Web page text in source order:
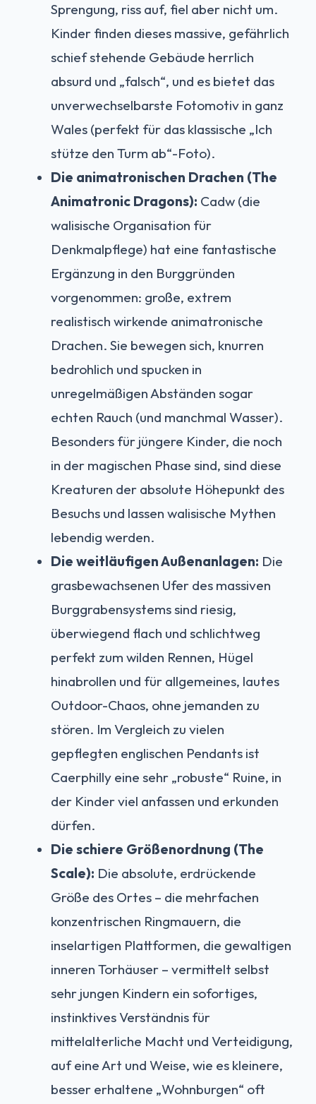
Sprengung, riss auf, fiel aber nicht um.
Kinder finden dieses massive, gefährlich
schief stehende Gebäude herrlich
absurd und „falsch“, und es bietet das
unverwechselbarste Fotomotiv in ganz
Wales (perfekt für das klassische „Ich
stütze den Turm ab“-Foto).
Die animatronischen Drachen (The
Animatronic Dragons): Cadw (die
walisische Organisation für
Denkmalpflege) hat eine fantastische
Ergänzung in den Burggründen
vorgenommen: große, extrem
realistisch wirkende animatronische
Drachen. Sie bewegen sich, knurren
bedrohlich und spucken in
unregelmäßigen Abständen sogar
echten Rauch (und manchmal Wasser).
Besonders für jüngere Kinder, die noch
in der magischen Phase sind, sind diese
Kreaturen der absolute Höhepunkt des
Besuchs und lassen walisische Mythen
lebendig werden.
Die weitläufigen Außenanlagen: Die
grasbewachsenen Ufer des massiven
Burggrabensystems sind riesig,
überwiegend flach und schlichtweg
perfekt zum wilden Rennen, Hügel
hinabrollen und für allgemeines, lautes
Outdoor-Chaos, ohne jemanden zu
stören. Im Vergleich zu vielen
gepflegten englischen Pendants ist
Caerphilly eine sehr „robuste“ Ruine, in
der Kinder viel anfassen und erkunden
dürfen.
Die schiere Größenordnung (The
Scale): Die absolute, erdrückende
Größe des Ortes – die mehrfachen
konzentrischen Ringmauern, die
inselartigen Plattformen, die gewaltigen
inneren Torhäuser – vermittelt selbst
sehr jungen Kindern ein sofortiges,
instinktives Verständnis für
mittelalterliche Macht und Verteidigung,
auf eine Art und Weise, wie es kleinere,
besser erhaltene „Wohnburgen“ oft